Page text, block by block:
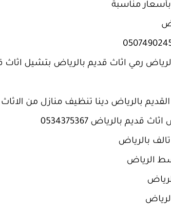
مناسبة
رمي اثاث قديم بالرياض بتشيل
القديم بالرياض دينا تنظيف منازل من
بالرياض 0534375367
بالرياض
الرياض